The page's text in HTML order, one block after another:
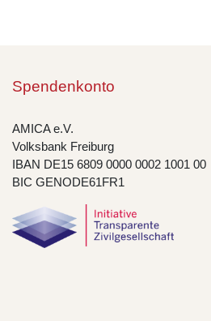
Spendenkonto
AMICA e.V.
Volksbank Freiburg
IBAN DE15 6809 0000 0002 1001 00
BIC GENODE61FR1